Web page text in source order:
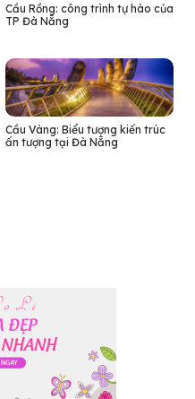
Cầu Rồng: công trình tự hào của
TP Đà Nẵng
Cầu Vàng: Biểu tượng kiến trúc
ấn tượng tại Đà Nẵng